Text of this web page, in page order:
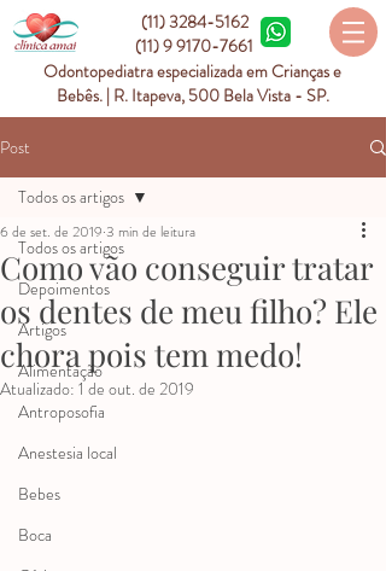
(11) 3284-5162
(11) 9 9170-7661
Odontopediatra especializada em Crianças e
Bebês. | R. Itapeva, 500 Bela Vista - SP.
Post
Todos os artigos
Depoimentos
Artigos
Alimentação
Antroposofia
Anestesia local
Bebes
Boca
Todos os artigos
Como vão conseguir tratar
os dentes de meu filho? Ele
chora pois tem medo!
6 de set. de 2019 3 min de leitura
Atualizado: 1 de out. de 2019